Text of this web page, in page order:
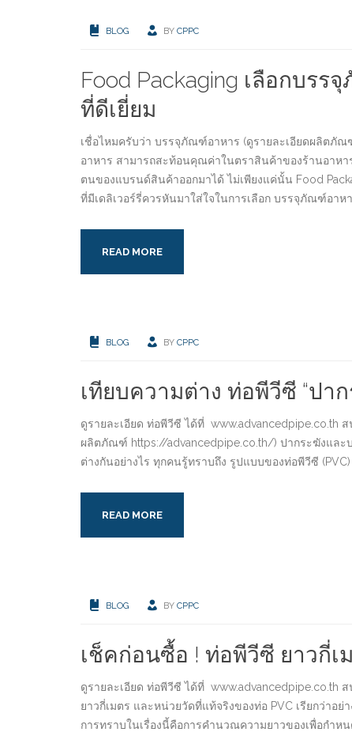
BLOG BY CPPC
Food Packaging เลือกบร
ที่ดีเยี่ยม
เชื่อไหมครับว่า บรรจุภัณฑ์อาหาร (ดูรายละเอียดผลิตภั
อาหาร สามารถสะท้อนคุณค่าในตราสินค้าของร้านอาห
ตนของแบรนด์สินค้าออกมาได้ ไม่เพียงแค่นั้น Food
ที่มีเดลิเวอร์รี่ควรหันมาใส่ใจในการเลือก บรรจุภัณฑ์อ
READ MORE
BLOG BY CPPC
เทียบความต่าง ท่อพีวีซี “ปา
ดูรายละเอียด ท่อพีวีซี ได้ที่ www.advancedpipe.co.th
ผลิตภัณฑ์ https://advancedpipe.co.th/) ปากระฆังและ
ต่างกันอย่างไร ทุกคนรู้ทราบถึง รูปแบบของท่อพีวีซี
READ MORE
BLOG BY CPPC
เช็คก่อนซื้อ ! ท่อพีวีซี ยาวกี่เ
ดูรายละเอียด ท่อพีวีซี ได้ที่
ยาวกี่เมตร และหน่วยวัดที่แท้จริงของท่อ PVC เรียกว่าอ
การทราบในเรื่องนี้คือการคำนวณความยาวของเพื่อกำ